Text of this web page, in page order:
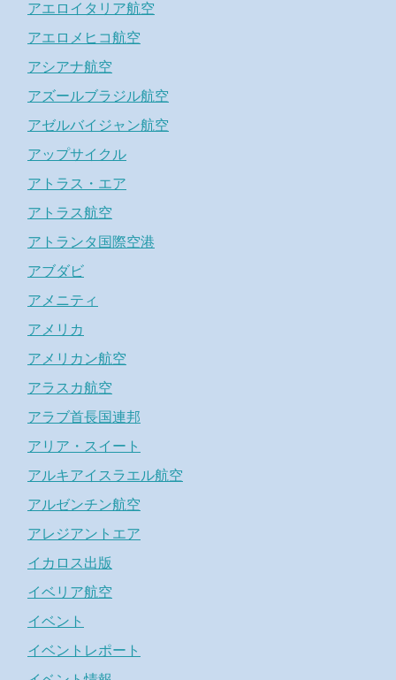
アエロイタリア航空
アエロメヒコ航空
アシアナ航空
アズールブラジル航空
アゼルバイジャン航空
アップサイクル
アトラス・エア
アトラス航空
アトランタ国際空港
アブダビ
アメニティ
アメリカ
アメリカン航空
アラスカ航空
アラブ首長国連邦
アリア・スイート
アルキアイスラエル航空
アルゼンチン航空
アレジアントエア
イカロス出版
イベリア航空
イベント
イベントレポート